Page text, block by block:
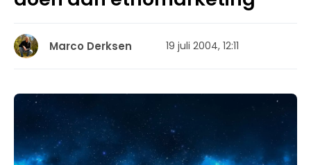
Marco Derksen 19 juli 2004, 12:11